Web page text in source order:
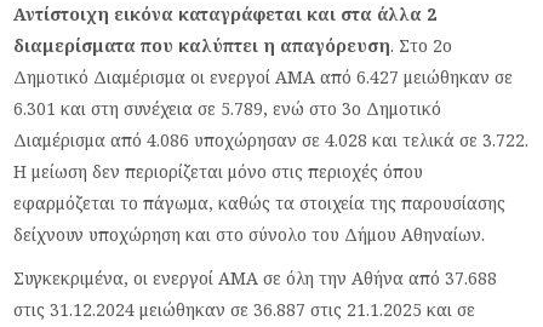
Αντίστοιχη εικόνα καταγράφεται και στα άλλα 2
διαμερίσματα που καλύπτει η απαγόρευση. Στο 2ο
Δημοτικό Διαμέρισμα οι ενεργοί ΑΜΑ από 6.427 μειώθηκαν σε
6.301 και στη συνέχεια σε 5.789, ενώ στο 3ο Δημοτικό
Διαμέρισμα από 4.086 υποχώρησαν σε 4.028 και τελικά σε 3.722.
Η μείωση δεν περιορίζεται μόνο στις περιοχές όπου
εφαρμόζεται το πάγωμα, καθώς τα στοιχεία της παρουσίασης
δείχνουν υποχώρηση και στο σύνολο του Δήμου Αθηναίων.
Συγκεκριμένα, οι ενεργοί ΑΜΑ σε όλη την Αθήνα από 37.688
στις 31.12.2024 μειώθηκαν σε 36.887 στις 21.1.2025 και σε